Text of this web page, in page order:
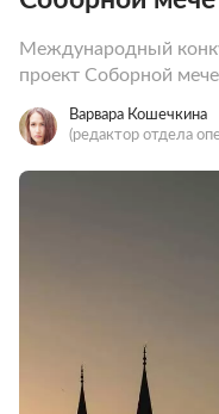
Международный
проект Соборной
Варвара Кошечкина
(редактор отдела